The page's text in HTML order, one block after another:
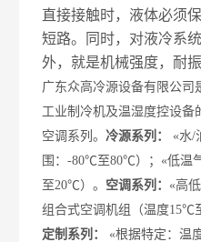
直接接触时，液体必须
短路。同时，对液冷系
外，就是机械强度，耐
广东众高冷源设备有限公司
工业制冷机及温湿度控设备
空调系列。冷源系列： «水/
围：-80℃至80℃）； «低温
至20℃）。 空调系列： «高
组合式空调机组（温度15℃
定制系列：
«根据特定：温